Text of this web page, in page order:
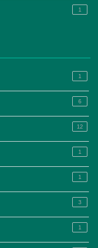
1
1
6
12
1
1
3
1